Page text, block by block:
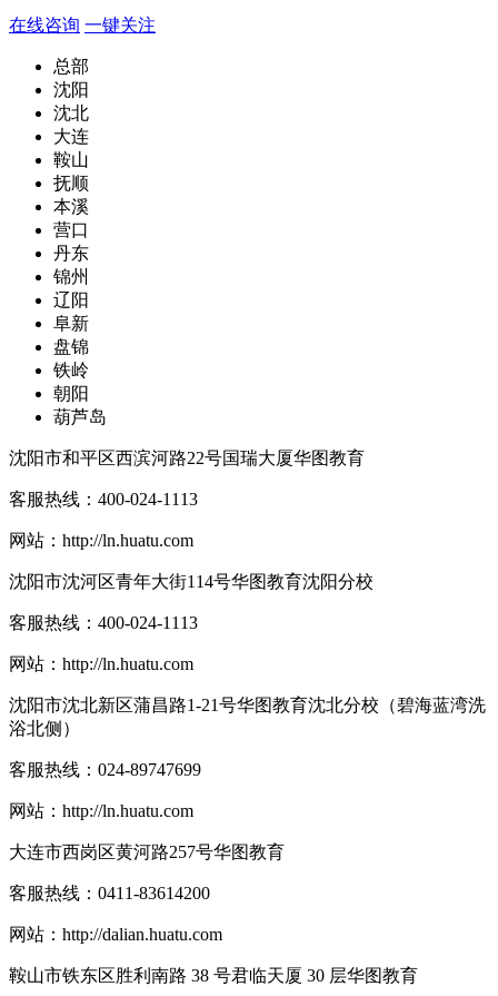
在线咨询 一键关注
总部
沈阳
沈北
大连
鞍山
抚顺
本溪
营口
丹东
锦州
辽阳
阜新
盘锦
铁岭
朝阳
葫芦岛
沈阳市和平区西滨河路22号国瑞大厦华图教育
客服热线： 400-024-1113
网站： http://ln.huatu.com
沈阳市沈河区青年大街114号华图教育沈阳分校
客服热线： 400-024-1113
网站： http://ln.huatu.com
沈阳市沈北新区蒲昌路1-21号华图教育沈北分校（碧海蓝湾洗
浴北侧）
客服热线： 024-89747699
网站： http://ln.huatu.com
大连市西岗区黄河路257号华图教育
客服热线： 0411-83614200
网站： http://dalian.huatu.com
鞍山市铁东区胜利南路 38 号君临天厦 30 层华图教育